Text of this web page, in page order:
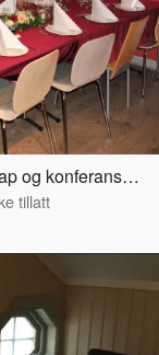
Grendehuset i Korsgata 16, Oslo - Selskap og konferanselokale
tillatt